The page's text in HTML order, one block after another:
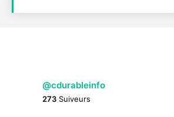
@cdurableinfo
273 Suiveurs